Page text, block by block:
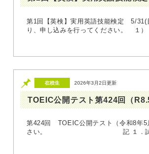
第1回【英検】実用英語技能検定 5/31(
り、申し込みを行ってください。
在校生 2026年3月2日更新
TOEIC公開テスト第424回（
第424回 TOEIC公開テスト（令和8年5
さい。 記 １．試験名： 第